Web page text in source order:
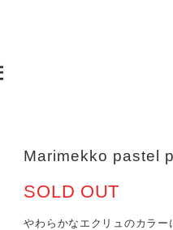
Marimekko pastel
SOLD OUT
やわらかなエクリュのカラ